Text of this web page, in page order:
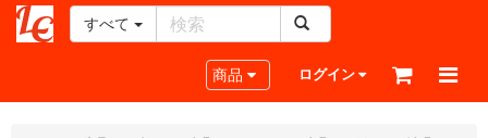
ー
すべて
Toggle navigation
商品 ログイン